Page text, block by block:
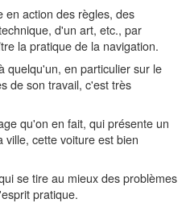
en action des règles, des
d'un art, etc., par
la pratique de la navigation.
quelqu'un, en particulier sur le
de son travail, c'est très
qu'on en fait, qui présente un
cette voiture est bien
se tire au mieux des problèmes
pratique.